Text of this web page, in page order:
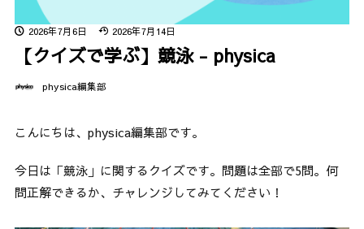
2026年7月6日 2026年7月14日
【クイズで学ぶ】競泳 - physica
physica編集部
こんにちは、physica編集部です。
今日は「競泳」に関するクイズです。問題は全部で5問。何
問正解できるか、チャレンジしてみてください！